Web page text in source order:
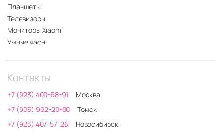
Планшеты
Телевизоры
Мониторы Xiaomi
Умные часы
Контакты
+7 (923) 400-68-91
Москва
+7 (905) 992-20-00
Томск
+7 (923) 407-57-26
Новосибирск